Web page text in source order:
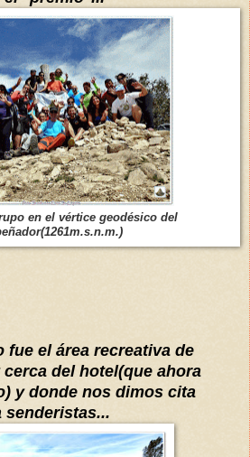
en el vértice geodésico del
fue el área recreativa de
cerca del hotel(que ahora
y donde nos dimos cita
senderistas...